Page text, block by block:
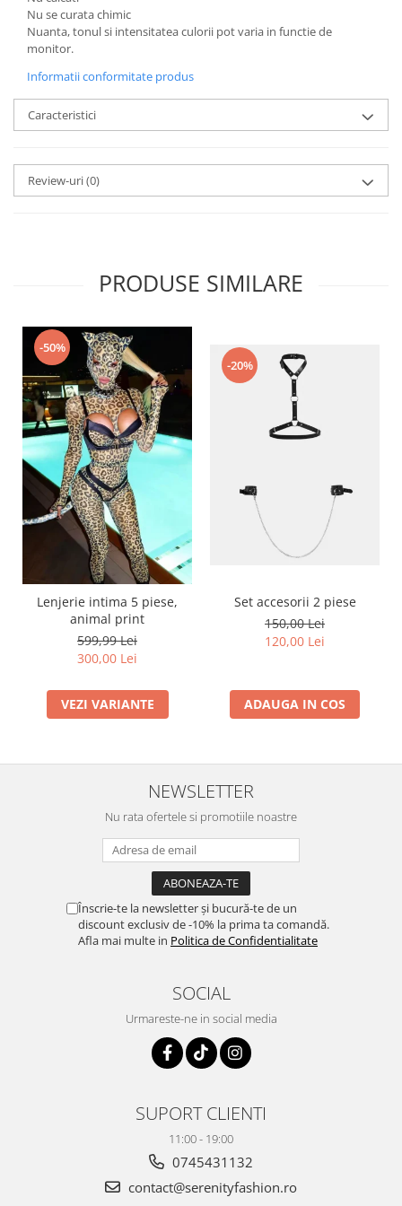
Nu se curata chimic
Nuanta, tonul si intensitatea culorii pot varia in functie de
monitor.
Informatii conformitate produs
Caracteristici
Review-uri(0)
PRODUSE SIMILARE
-50%
Lenjerie intima 5 piese,
animal print
599,99 Lei
300,00 Lei
VEZI VARIANTE
-20%
Set accesorii 2 piese
150,00 Lei
120,00 Lei
ADAUGA IN COS
NEWSLETTER
Nu rata ofertele si promotiile noastre
Înscrie-te la newsletter și bucură-te de un
discount exclusiv de -10% la prima ta comandă.
Afla mai multe in Politica de Confidentialitate
SOCIAL
Urmareste-ne in social media
SUPORT CLIENTI
11:00 - 19:00
0745431132
contact@serenityfashion.ro